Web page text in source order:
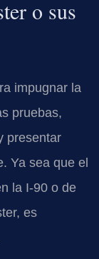
o sus
impugnar la
pruebas,
presentar
Ya sea que el
la I-90 o de
es